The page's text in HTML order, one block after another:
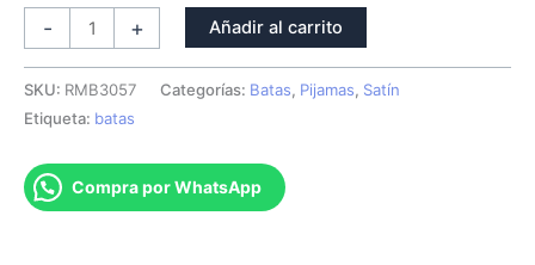
- + Añadir al carrito
SKU: RMB3057 Categorías: Batas, Pijamas, Satín
Etiqueta: batas
Compra por WhatsApp